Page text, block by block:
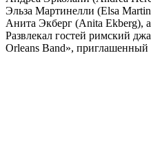
Эльза Мартинелли (Elsa
Анита Экберг (Anita Ekberg),
Развлекал гостей римский
Orleans Band», приглашенный